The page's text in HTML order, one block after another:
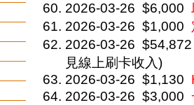
2026-03-26 $6,000
2026-03-26 $1,000
2026-03-26 $54,872
見線上刷卡收入)
2026-03-26 $1,130
2026-03-26 $3,000